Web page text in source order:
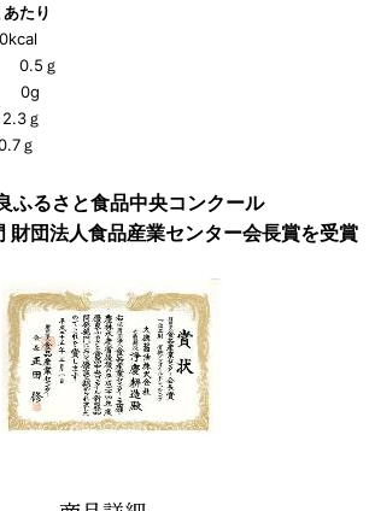
たり
ｇ
ｇ
ｇ
るさと食品中央コンクール
団法人食品産業センター会長賞を受賞